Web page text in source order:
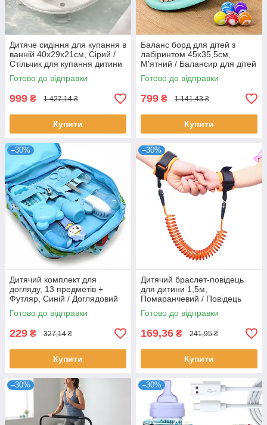
Дитяче сидіння для купання в
ванній 40х29х21см, Сірий /
Стільчик для купання дитини
/ Сидіння для ванної
Готово до відправки
999 ₴ 1 427,14 ₴
Купити
Баланс борд для дітей з
лабіринтом 45х35,5см,
М'ятний / Балансир для дітей
/ Балансувальна дошка /
Балансувальна платформа
Готово до відправки
799 ₴ 1 141,43 ₴
Купити
–30%
Дитячий комплект для
догляду, 13 предметів +
Футляр, Синій / Доглядовий
набір для новонароджених /
Комплект для дитячої гігієни
Готово до відправки
229 ₴ 327,14 ₴
Купити
–30%
Дитячий браслет-повідець
для дитини 1,5м,
Помаранчевий / Повідець
для дітей на руку
Готово до відправки
169,36 ₴ 241,95 ₴
Купити
–30% –30%